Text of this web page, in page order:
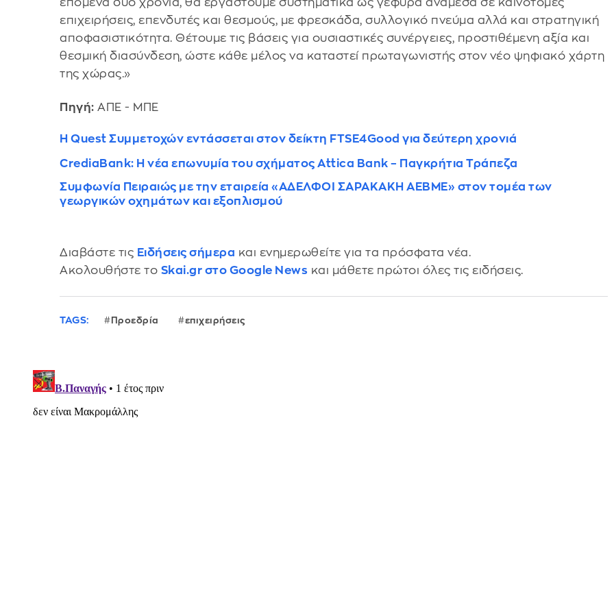
επιχειρήσεις, επενδυτές και θεσμούς, με φρεσκάδα, συλλογικό πνεύμα αλλά και στρατηγική
αποφασιστικότητα. Θέτουμε τις βάσεις για ουσιαστικές συνέργειες, προστιθέμενη αξία και
θεσμική διασύνδεση, ώστε κάθε μέλος να καταστεί πρωταγωνιστής στον νέο ψηφιακό χάρτη
της χώρας.»
Πηγή: ΑΠΕ - ΜΠΕ
Η Quest Συμμετοχών εντάσσεται στον δείκτη FTSE4Good για δεύτερη χρονιά
CrediaBank: H νέα επωνυμία του σχήματος Attica Bank – Παγκρήτια Τράπεζα
Συμφωνία Πειραιώς με την εταιρεία «ΑΔΕΛΦΟΙ ΣΑΡΑΚΑΚΗ ΑΕΒΜΕ» στον τομέα των
γεωργικών οχημάτων και εξοπλισμού
Διαβάστε τις Ειδήσεις σήμερα και ενημερωθείτε για τα πρόσφατα νέα.
Ακολουθήστε το Skai.gr στο Google News και μάθετε πρώτοι όλες τις ειδήσεις.
TAGS: Προεδρία επιχειρήσεις